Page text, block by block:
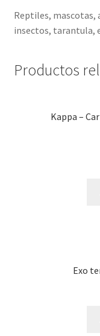
Reptiles, mascotas,
insectos, tarantula,
Productos
Kappa –
Exo